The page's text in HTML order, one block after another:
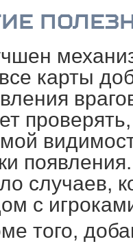
карты
случаев,
с
того,